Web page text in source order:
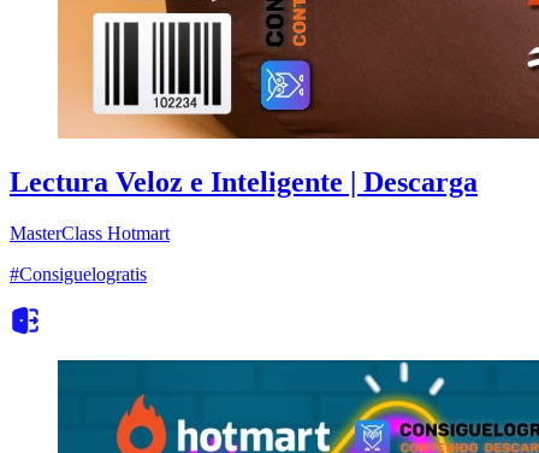
Lectura Veloz e Inteligente | Descarga
MasterClass Hotmart
#Consiguelogratis